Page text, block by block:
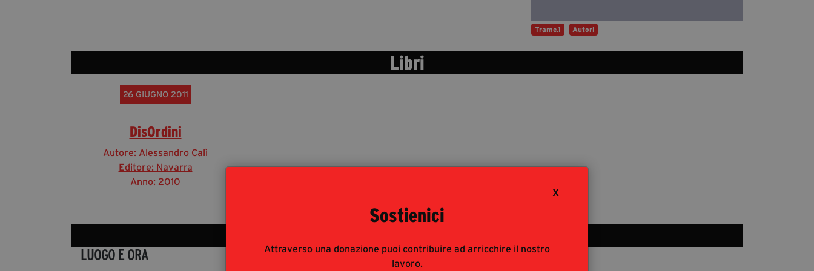
X
Sostienici
Attraverso una donazione puoi contribuire ad arricchire il nostro
lavoro.
Diventa Partner
Dona
Il Diritto di Essere
Contatti
Trame.1 Autori
Libri
26 GIUGNO 2011
DisOrdini
Autore: Alessandro Calì
Editore: Navarra
Anno: 2010
LUOGO E ORA DETTAGLI